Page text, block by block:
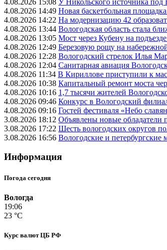
4.08.2026 14:49 Новая баскетбольная
4.08.2026 14:22 На модернизацию 42
4.08.2026 13:44 Вологодская область стала
4.08.2026 13:05 Мост через Кубену на
4.08.2026 12:49 Березовую рощу на
4.08.2026 12:28 Вологодский стрелок Илья
4.08.2026 12:04 Санитарная авиация
4.08.2026 11:34 В Кириллове приступили к
4.08.2026 10:38 Капитальный ремонт моста
4.08.2026 10:16 1,7 тысячи жителей
4.08.2026 09:46 Конкурс в Вологодский
4.08.2026 09:16 Гостей фестиваля «Небо
3.08.2026 18:12 Объявлены новые обладатели
3.08.2026 17:22 Шесть вологодских округов
3.08.2026 16:56 Вологодские и петербургские
Информация
Погода сегодня
Вологда
19:06
23 °C
Курс валют ЦБ РФ